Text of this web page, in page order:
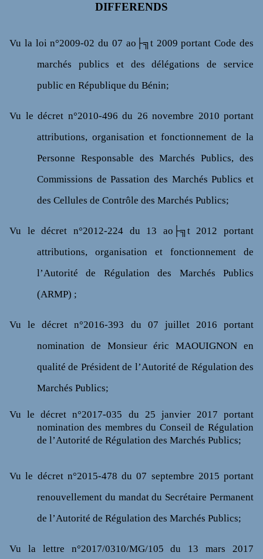
DIFFERENDS
Vu la loi n°2009-02 du 07 ao├╗t 2009 portant Code des
marchés publics et des délégations de service
public en République du Bénin;
Vu le décret n°2010-496 du 26 novembre 2010 portant
attributions, organisation et fonctionnement de la
Personne Responsable des Marchés Publics, des
Commissions de Passation des Marchés Publics et
des Cellules de Contrôle des Marchés Publics;
Vu
le décret n°2012-224 du 13 ao├╗t 2012 portant
attributions, organisation et fonctionnement de
l’Autorité de Régulation des Marchés Publics
(ARMP) ;
Vu
le décret n°2016-393 du 07 juillet 2016 portant
nomination de Monsieur éric MAOUIGNON en
qualité de Président de l’Autorité de Régulation des
Marchés Publics;
Vu le décret n°2017-035 du 25 janvier 2017 portant
nomination des membres du Conseil de Régulation
de l’Autorité de Régulation des Marchés Publics;
Vu le décret n°2015-478 du 07 septembre 2015 portant
renouvellement du mandat du Secrétaire Permanent
de l’Autorité de Régulation des Marchés Publics;
Vu la lettre n°2017/0310/MG/105 du 13 mars 2017